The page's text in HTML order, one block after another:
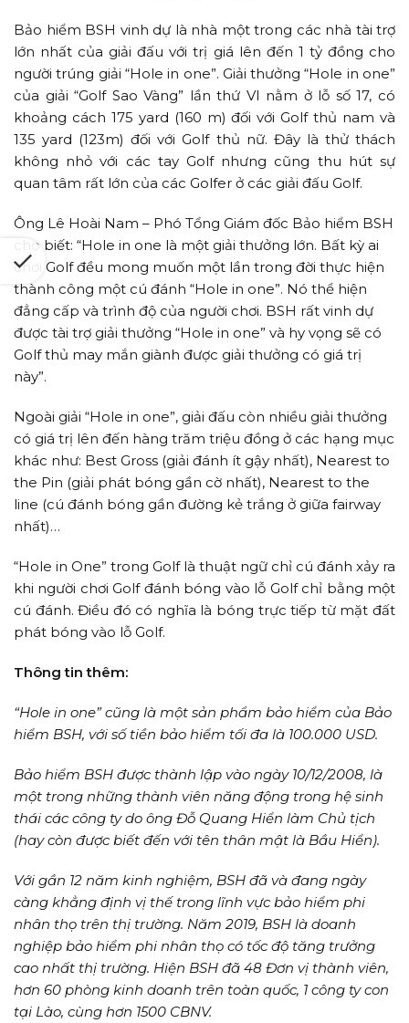
Bảo hiểm BSH vinh dự là nhà một trong các nhà tài trợ
lớn nhất của giải đấu với trị giá lên đến 1 tỷ đồng cho
người trúng giải “Hole in one”. Giải thưởng “Hole in one”
của giải “Golf Sao Vàng” lần thứ VI nằm ở lỗ số 17, có
khoảng cách 175 yard (160 m) đối với Golf thủ nam và
135 yard (123m) đối với Golf thủ nữ. Đây là thử thách
không nhỏ với các tay Golf nhưng cũng thu hút sự
quan tâm rất lớn của các Golfer ở các giải đấu Golf.
Ông Lê Hoài Nam – Phó Tổng Giám đốc Bảo hiểm BSH
cho biết: “Hole in one là một giải thưởng lớn. Bất kỳ ai
chơi Golf đều mong muốn một lần trong đời thực hiện
thành công một cú đánh “Hole in one”. Nó thể hiện
đẳng cấp và trình độ của người chơi. BSH rất vinh dự
được tài trợ giải thưởng “Hole in one” và hy vọng sẽ có
Golf thủ may mắn giành được giải thưởng có giá trị
này”.
Ngoài giải “Hole in one”, giải đấu còn nhiều giải thưởng
có giá trị lên đến hàng trăm triệu đồng ở các hạng mục
khác như: Best Gross (giải đánh ít gậy nhất), Nearest to
the Pin (giải phát bóng gần cờ nhất), Nearest to the
line (cú đánh bóng gần đường kẻ trắng ở giữa fairway
nhất)…
“Hole in One” trong Golf là thuật ngữ chỉ cú đánh xảy ra
khi người chơi Golf đánh bóng vào lỗ Golf chỉ bằng một
cú đánh. Điều đó có nghĩa là bóng trực tiếp từ mặt đất
phát bóng vào lỗ Golf.
Thông tin thêm:
“Hole in one” cũng là một sản phẩm bảo hiểm của Bảo
hiểm BSH, với số tiền bảo hiểm tối đa là 100.000 USD.
Bảo hiểm BSH được thành lập vào ngày 10/12/2008, là
một trong những thành viên năng động trong hệ sinh
thái các công ty do ông Đỗ Quang Hiển làm Chủ tịch
(hay còn được biết đến với tên thân mật là Bầu Hiển).
Với gần 12 năm kinh nghiệm, BSH đã và đang ngày
càng khẳng định vị thế trong lĩnh vực bảo hiểm phi
nhân thọ trên thị trường. Năm 2019, BSH là doanh
nghiệp bảo hiểm phi nhân thọ có tốc độ tăng trưởng
cao nhất thị trường. Hiện BSH đã 48 Đơn vị thành viên,
hơn 60 phòng kinh doanh trên toàn quốc, 1 công ty con
tại Lào, cùng hơn 1500 CBNV.